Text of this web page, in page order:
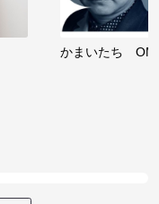
かまいたち